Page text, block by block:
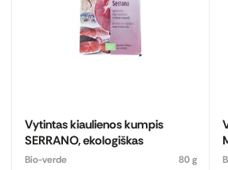
Vytintas kiaulienos kumpis
SERRANO, ekologiškas
Bio-verde
80 g